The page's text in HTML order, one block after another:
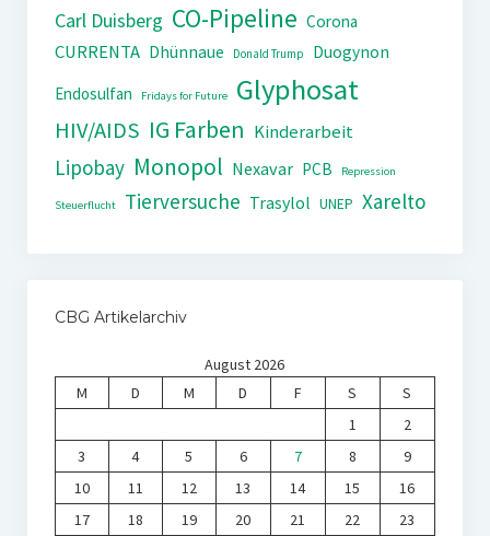
Carl Duisberg CO-Pipeline Corona
CURRENTA Dhünnaue Donald Trump
Duogynon
Endosulfan
Fridays for Future Glyphosat
HIV/AIDS IG Farben Kinderarbeit
Lipobay Monopol Nexavar PCB Repression
Steuerflucht Tierversuche Trasylol UNEP Xarelto
CBG Artikelarchiv
August 2026
M
D M D F S
S
1
2
3
4 5 6 7 8
9
10
11 12 13 14 15
16
17
18 19 20 21 22 23